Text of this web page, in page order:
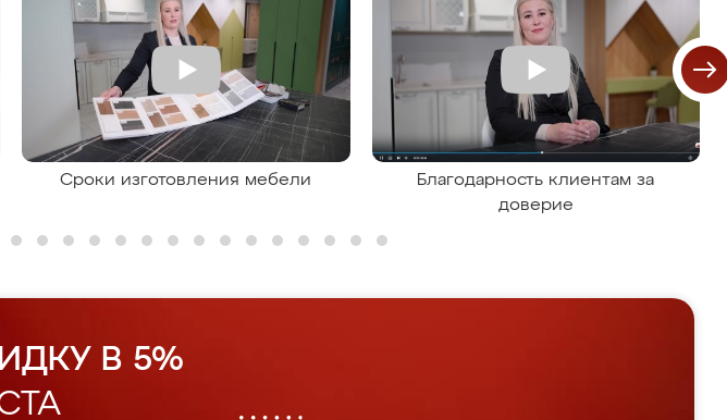
Сроки изготовления мебели
Благодарность клиентам за
доверие
В 5%